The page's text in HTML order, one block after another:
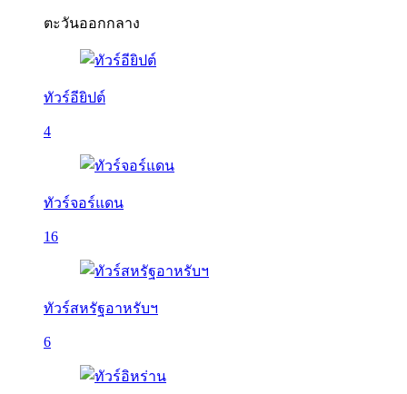
ตะวันออกกลาง
ทัวร์อียิปต์
4
ทัวร์จอร์แดน
16
ทัวร์สหรัฐอาหรับฯ
6